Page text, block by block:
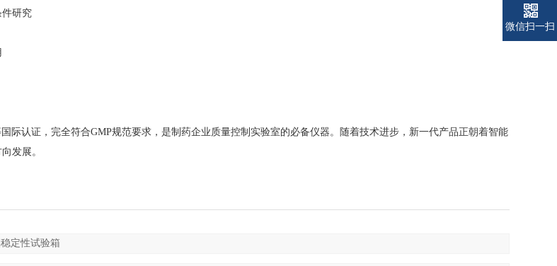
研究
际认证，完全符合GMP规范要求，是制药企业质量控制实验室的必备仪器。随着技术进步，新一代产品正朝着智能
发展。
电话
微信扫一扫